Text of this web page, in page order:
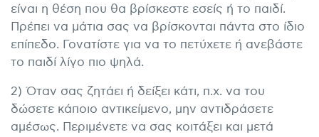
είναι η θέση που θα βρίσκεστε εσείς ή το παιδί.
Πρέπει να μάτια σας να βρίσκονται πάντα στο ίδιο
επίπεδο. Γονατίστε για να το πετύχετε ή ανεβάστε
το παιδί λίγο πιο ψηλά.
2) Όταν σας ζητάει ή δείξει κάτι, π.χ. να του
δώσετε κάποιο αντικείμενο, μην αντιδράσετε
αμέσως. Περιμένετε να σας κοιτάξει και μετά